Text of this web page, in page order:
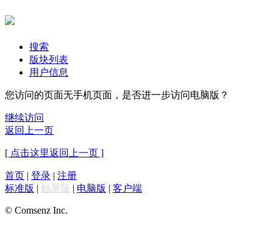
搜索
版块列表
用户信息
您访问的页面无手机页面，是否进一步访问电脑版？
继续访问
返回上一页
[ 点击这里返回上一页 ]
首页 | 登录 | 注册
标准版 | 触屏版 | 电脑版 | 客户端
© Comsenz Inc.